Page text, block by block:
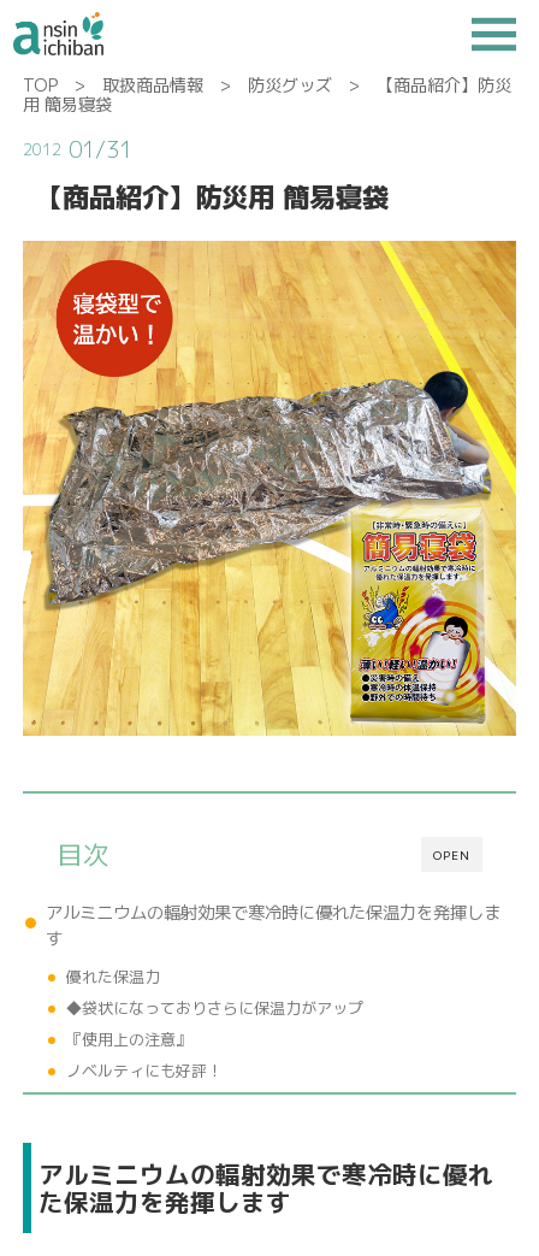
TOP> 取扱商品情報> 防災グッズ> 【商品紹介】防災
用 簡易寝袋
2012 01/31
【商品紹介】防災用 簡易寝袋
OPEN
目次
アルミニウムの輻射効果で寒冷時に優れた保温力を発揮しま
す
優れた保温力
◆袋状になっておりさらに保温力がアップ
『使用上の注意』
ノベルティにも好評！
アルミニウムの輻射効果で寒冷時に優れ
た保温力を発揮します